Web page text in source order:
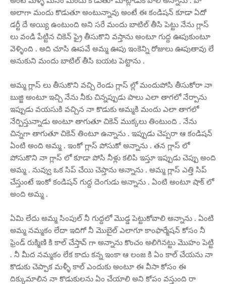
అలాగా మందు కొడుతూ అంటున్నావు అంటే ఈ కండిషన్ కూడా ఏదో
డర్టీ దే అయ్యి ఉంటుంది అని సరే మందు బాటిల్ తీసి పెట్టు నేను గ్లాస్
లు వండి పేట్టిన చికెన్ ఫ్రై తీసుకొని వస్తాను అంటూ గుద్ద ఊపుకుంటూ
వెళ్ళింది . అది చూసి ఊపవే అమ్మ ఊపు ఇంకెన్ని రోజులు ఊపుతావు లే
అనుకుని మందు బాటిల్ తీసి బయట పెట్టాను .
అమ్మ గ్లాస్ లు తీసుకొని వచ్చి రెండు గ్లాస్ ల్లో మందుపోసి తీసుకోరా నా
బుజ్జి అంటూ ఇచ్చి నేను నీకు చిన్నప్పుడు పాలు ఎలా తాగలో నేర్పాను
ఇప్పుడు వయసుకి వచ్చిన నా కొడుకు అమ్మకి మందు ఎలా తాగలో
నేర్పిస్తున్నాడు అంటూ తాగుతూ చికెన్ ముక్కలు తింటుంది . నేను
చిన్నగా తాగుతూ చికెన్ తింటూ ఉన్నాను . ఇప్పుడు చెప్పరా ఆ కండిషన్
ఏంటి అంది అమ్మ . ఇంకో గ్లాస్ పోసుకో అన్నాను . తన గ్లాస్ లో
పోసుకొని నా గ్లాస్ లో కూడా పోసి నీళ్లు కలిపి ఇస్తూ ఇప్పుడు చెప్పు అంది
అమ్మ . నువ్వు ఒక సిప్ చేయి చెప్తాను అన్నాను . అమ్మ గ్లాస్ ఎత్తి సిప్
చేస్తుంటే ఇంకో కండిషన్ గుద్ద దెంగుడు అన్నాను . ఏంటి అంటూ షాక్ లో
అంది అమ్మ .
ఏమి లేదు అమ్మ సింపుల్ నీ గుద్దలో మొడ్డ పెట్టుకోవాలి అన్నాను . ఏంటి
అమ్మ నమ్మకం లేదా ఇదిగో నీ మొబైల్ ఎలాగూ కాంఫార్మేషన్ కోసం నీ
ఫ్రెండ్ రుక్మిణి కి కాల్ చేస్తావ్ గా అన్నాను కొంచం అలిగినట్టు మొహం పెట్టి
. నీ మీద నమ్మకం లేక కాదు కన్న ఇంకా ఆ లంజ కి ఏం కాల్ చేయను నా
కొడుకు చెప్పాక మళ్ళీ కాల్ ఎందుకు అంటూ ఈ వీసా కోసం ఈ
దిక్కుమాలిన నా కొడుకులను ఏం చేయాలి అని కోపం వస్తుంది రా